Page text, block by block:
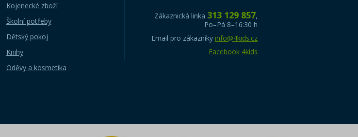
Kojenecké zboží
Školní potřeby
Dětský pokoj
Knihy
Oděvy a kosmetika
Zákaznická linka 313 129 857,
Po–Pá 8–16:30 h
Email pro zákazníky info@4kids.cz
Facebook 4kids